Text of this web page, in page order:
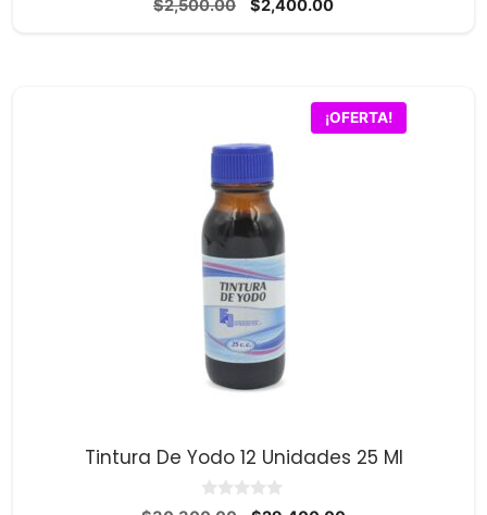
d
$2,500.00
El
$2,400.00El
¡OFERTA!
Tintura De Yodo 12 Unidades 25 Ml
0